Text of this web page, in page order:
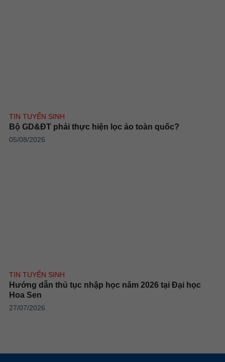
TIN TUYỂN SINH
Bộ GD&ĐT phải thực hiện lọc ảo toàn quốc?
05/08/2026
TIN TUYỂN SINH
Hướng dẫn thủ tục nhập học năm 2026 tại Đại học
Hoa Sen
27/07/2026